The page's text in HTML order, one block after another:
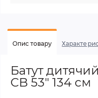
Опис товару
Батут
CB 53" 134 см